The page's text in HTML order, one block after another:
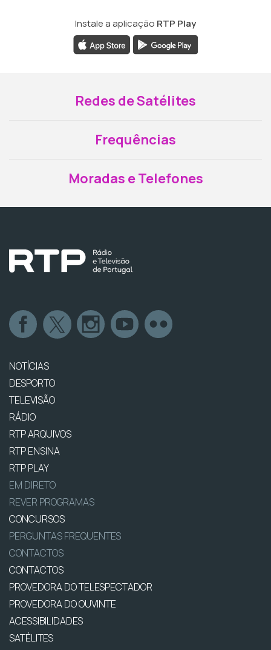
Instale a aplicação RTP Play
Redes de Satélites
Frequências
Moradas e Telefones
NOTÍCIAS
DESPORTO
TELEVISÃO
RÁDIO
RTP ARQUIVOS
RTP ENSINA
RTP PLAY
EM DIRETO
REVER PROGRAMAS
CONCURSOS
PERGUNTAS FREQUENTES
CONTACTOS
CONTACTOS
PROVEDORA DO TELESPECTADOR
PROVEDORA DO OUVINTE
ACESSIBILIDADES
SATÉLITES